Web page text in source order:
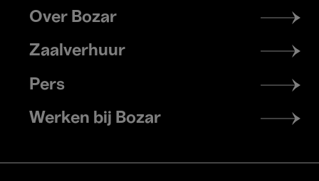
Footer
menu
Over Bozar
Zaalverhuur
Pers
Werken bij Bozar